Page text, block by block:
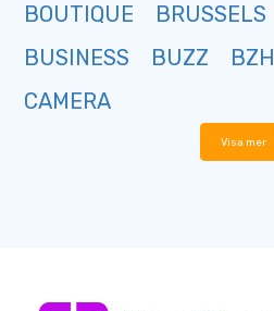
BOUTIQUE
BRUSSELS
BUSINESS
BUZZ BZH
CAMERA
Visa mer